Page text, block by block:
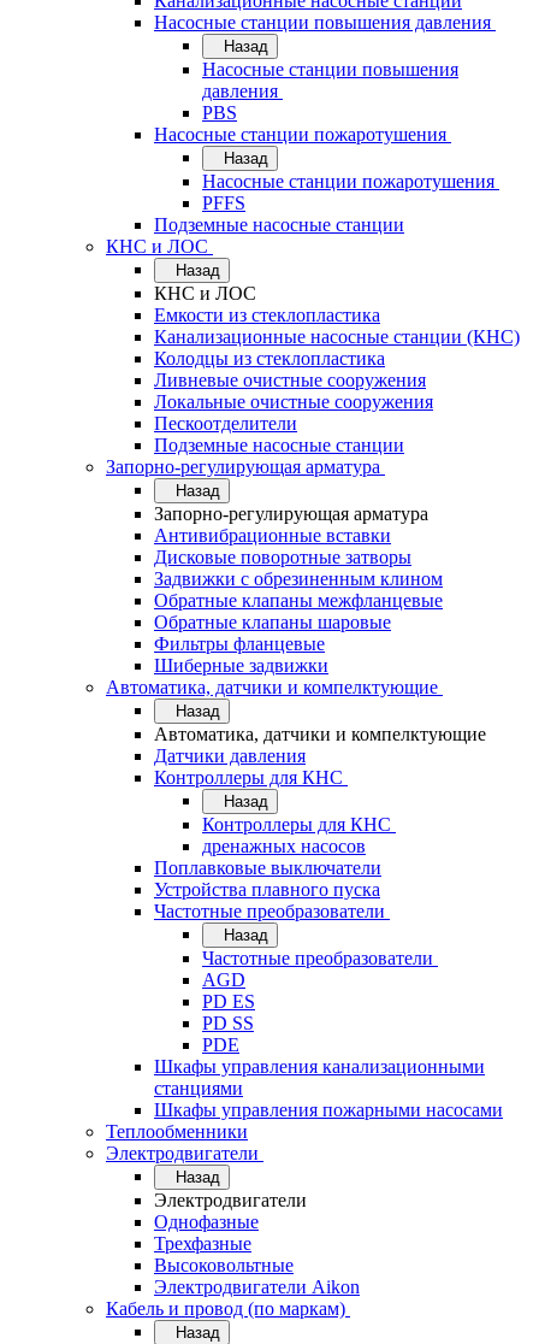
Насосные станции повышения давления
Назад
Насосные станции повышения
давления
PBS
Насосные станции пожаротушения
Назад
Насосные станции пожаротушения
PFFS
Подземные насосные станции
КНС и ЛОС
Назад
КНС и ЛОС
Емкости из стеклопластика
Канализационные насосные станции (КНС)
Колодцы из стеклопластика
Ливневые очистные сооружения
Локальные очистные сооружения
Пескоотделители
Подземные насосные станции
Запорно-регулирующая арматура
Назад
Запорно-регулирующая арматура
Антивибрационные вставки
Дисковые поворотные затворы
Задвижки с обрезиненным клином
Обратные клапаны межфланцевые
Обратные клапаны шаровые
Фильтры фланцевые
Шиберные задвижки
Автоматика, датчики и компелктующие
Назад
Автоматика, датчики и компелктующие
Датчики давления
Контроллеры для КНС
Назад
Контроллеры для КНС
дренажных насосов
Поплавковые выключатели
Устройства плавного пуска
Частотные преобразователи
Назад
Частотные преобразователи
AGD
PD ES
PD SS
PDE
Шкафы управления канализационными
станциями
Шкафы управления пожарными насосами
Теплообменники
Электродвигатели
Назад
Электродвигатели
Однофазные
Трехфазные
Высоковольтные
Электродвигатели Aikon
Кабель и провод (по маркам)
Назад